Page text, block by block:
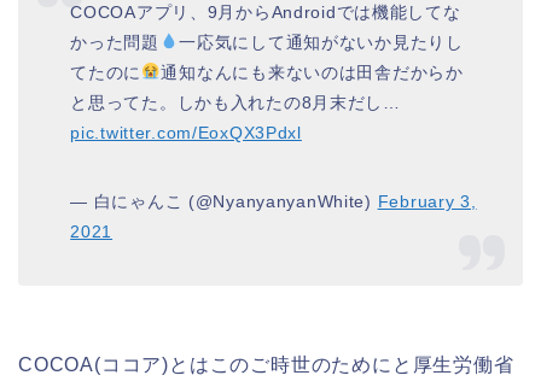
COCOAアプリ、9月からAndroidでは機能してな
かった問題
一応気にして通知がないか見たりし
てたのに
通知なんにも来ないのは田舎だからか
と思ってた。しかも入れたの8月末だし…
pic.twitter.com/EoxQX3Pdxl
— 白にゃんこ (@NyanyanyanWhite) February 3,
2021
COCOA(ココア)とはこのご時世のためにと厚生労働省